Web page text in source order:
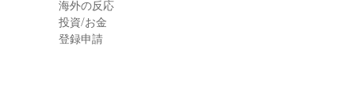
海外の反応
投資/お金
登録申請